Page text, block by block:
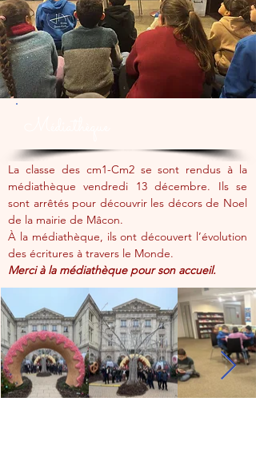
La classe des cm1-Cm2 se sont rendus à la
médiathèque vendredi 13 décembre. Ils se
sont arrêtés pour découvrir les décors de Noel
de la mairie de Mâcon.
À la médiathèque, ils ont découvert l’évolution
des écritures à travers le Monde.
Merci à la médiathèque pour son accueil.